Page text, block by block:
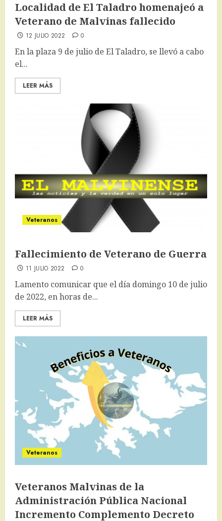
Localidad de El Taladro homenajeó a
Veterano de Malvinas fallecido
12 JULIO 2022 0
En la plaza 9 de julio de El Taladro, se llevó a cabo
el...
LEER MÁS
Veteranos
Fallecimiento de Veterano de Guerra
11 JULIO 2022 0
Lamento comunicar que el día domingo 10 de julio
de 2022, en horas de...
LEER MÁS
Veteranos
Veteranos Malvinas de la
Administración Pública Nacional
Incremento Complemento Decreto